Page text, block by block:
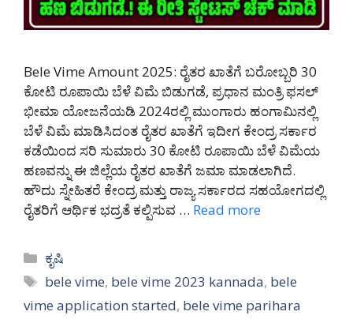
Bele Vime Amount 2025: ರೈತರ ಖಾತೆಗೆ ಬರೋಬ್ಬರಿ 30
ಕೋಟಿ ರೂಪಾಯಿ ಬೆಳೆ ವಿಮೆ ಬಿಡುಗಡೆ, ಪ್ರಧಾನ ಮಂತ್ರಿ ಫಸಲ್
ಭೀಮಾ ಯೋಜನೆಯಡಿ 2024ರಲ್ಲಿ ಮುಂಗಾರು ಹಂಗಾಮಿನಲ್ಲಿ
ಬೆಳೆ ವಿಮೆ ಮಾಡಿಸಿದಂತ ರೈತರ ಖಾತೆಗೆ ಇದೀಗ ಕೇಂದ್ರ ಸರ್ಕಾರ
ಕಡೆಯಿಂದ ಸರಿ ಸುಮಾರು 30 ಕೋಟಿ ರೂಪಾಯಿ ಬೆಳೆ ವಿಮೆಯ
ಹಣವನ್ನು ಈ ಜಿಲ್ಲೆಯ ರೈತರ ಖಾತೆಗೆ ಜಮಾ ಮಾಡಲಾಗಿದೆ.
ಹೌದು ಸ್ನೇಹಿತರೆ ಕೇಂದ್ರ ಮತ್ತು ರಾಜ್ಯ ಸರ್ಕಾರದ ಸಹಯೋಗದಲ್ಲಿ
ರೈತರಿಗೆ ಆರ್ಥಿಕ ಭದ್ರತೆ ಕಲ್ಪಿಸುವ … Read more
Categories
ಕೃಷಿ
Tags
bele vime, bele vime 2023 kannada, bele
vime application started, bele vime parihara